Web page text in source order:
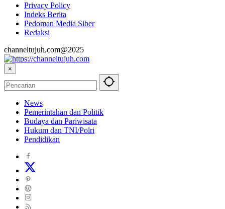
Privacy Policy
Indeks Berita
Pedoman Media Siber
Redaksi
channeltujuh.com@2025
×
News
Pemerintahan dan Politik
Budaya dan Pariwisata
Hukum dan TNI/Polri
Pendidikan